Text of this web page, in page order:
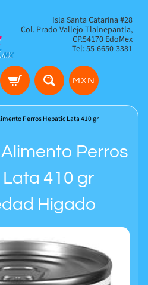
Isla Santa Catarina #28
Col. Prado Vallejo Tlalnepantla,
CP.54170 EdoMex
Tel: 55-6650-3381
MXN
Perros Hepatic Lata 410 gr
Perros
410 gr
Higado